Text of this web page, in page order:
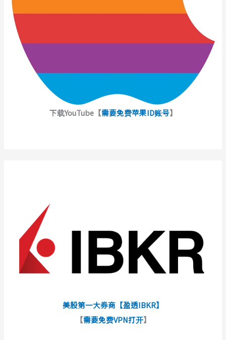
下载YouTube【需要免费苹果ID账号】
美股第一大券商【盈透IBKR】
【需要免费VPN打开】